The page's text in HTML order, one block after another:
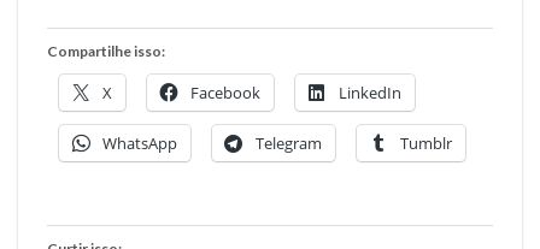
Compartilhe isso:
X Facebook LinkedIn
WhatsApp Telegram Tumblr